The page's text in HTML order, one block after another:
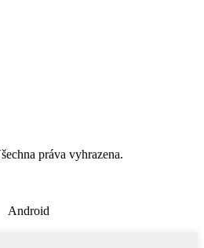
práva vyhrazena.
Android